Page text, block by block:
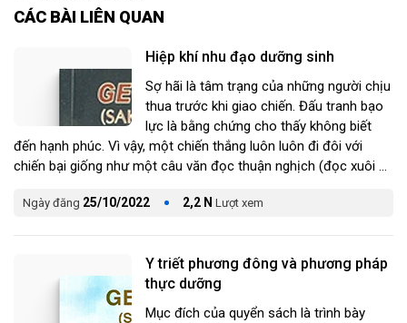
CÁC BÀI LIÊN QUAN
Hiệp khí nhu đạo dưỡng sinh
Ngày đăng 25/10/2022 2,2 N Lượt xem
Sợ hãi là tâm trạng của những người chịu
thua trước khi giao chiến. Đấu tranh bạo
lực là bằng chứng cho thấy không biết
đến hạnh phúc. Vì vậy, một chiến thắng luôn luôn đi đôi với
chiến bại giống như một câu văn đọc thuận nghịch (đọc xuôi ...
Y triết phương đông và phương pháp
thực dưỡng
Mục đích của quyển sách là trình bày
2 Đang diễn ra